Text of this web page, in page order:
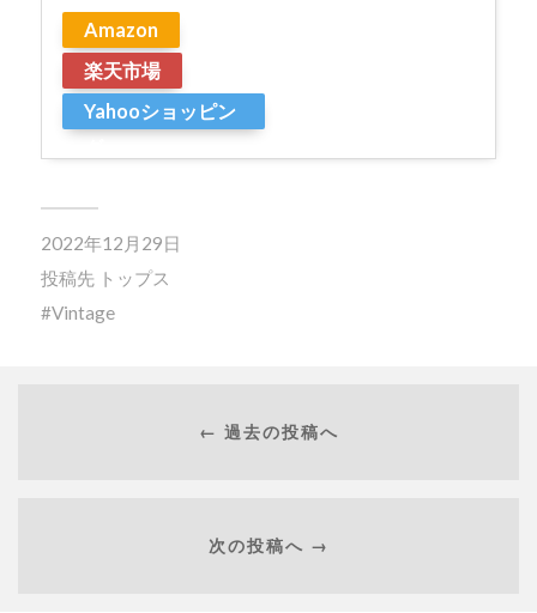
Amazon
楽天市場
Yahooショッピン
2022年12月29日
投稿先 トップス
Vintage
← 過去の投稿へ
次の投稿へ →